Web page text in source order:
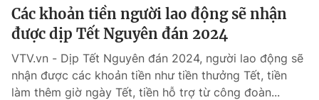
Chuyên mục khác
Emagazine Podcast
Photo Infographic
Các khoản tiền người lao động sẽ nhận
được dịp Tết Nguyên đán 2024
VTV.vn - Dịp Tết Nguyên đán 2024, người lao động sẽ
nhận được các khoản tiền như tiền thưởng Tết, tiền
làm thêm giờ ngày Tết, tiền hỗ trợ từ công đoàn...